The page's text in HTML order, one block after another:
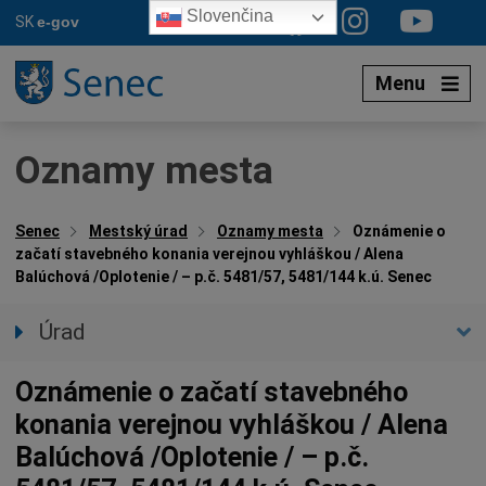
SKe-gov
Menu
Oznamy mesta
Senec Mestský úrad Oznamy mesta
Oznámenie o
začatí stavebného konania verejnou vyhláškou / Alena
Balúchová /Oplotenie / – p.č. 5481/57, 5481/144 k.ú. Senec
Úrad
Úradné hodiny
Úradné sekcie
Oznamy mesta
Oznámenie o začatí stavebného
konania verejnou vyhláškou / Alena
Balúchová /Oplotenie / – p.č.
Slovenčina